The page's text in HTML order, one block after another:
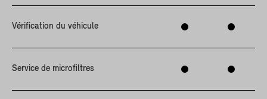
Vérification du véhicule
Service de microfiltres